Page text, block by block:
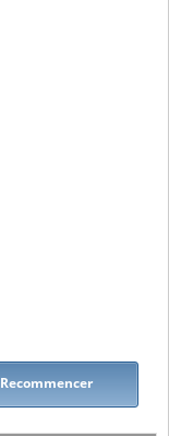
Recommencer